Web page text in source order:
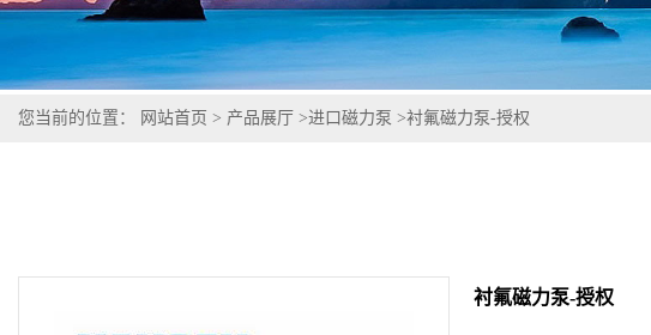
您当前的位置： 网站首页 > 产品展厅 >进口磁力泵 >衬氟磁力泵-授权
衬氟磁力泵-授权